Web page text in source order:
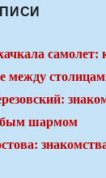
самолет:
между
шармом